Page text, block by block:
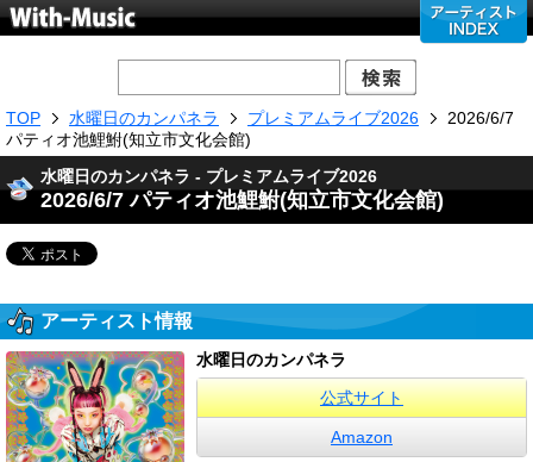
TOP 水曜日のカンパネラ プレミアムライブ2026
2026/6/7
パティオ池鯉鮒(知立市文化会館)
水曜日のカンパネラ - プレミアムライブ2026
2026/6/7 パティオ池鯉鮒(知立市文化会館)
アーティスト情報
水曜日のカンパネラ
公式サイト
Amazon